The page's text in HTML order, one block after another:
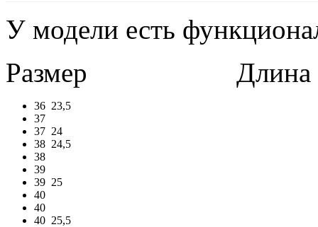
У модели есть
Размер
Длина в
36 23,5
37
37 24
38 24,5
38
39
39 25
40
40
40 25,5